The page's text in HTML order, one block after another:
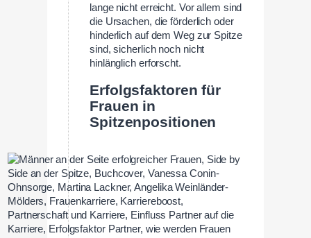
lange nicht erreicht. Vor allem sind
die Ursachen, die förderlich oder
hinderlich auf dem Weg zur Spitze
sind, sicherlich noch nicht
hinlänglich erforscht.
Erfolgsfaktoren für
Frauen in
Spitzenpositionen